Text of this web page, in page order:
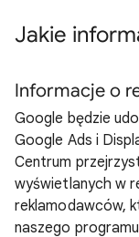
Jakie
Informacje o
Google będzie
Google Ads i
Centrum
wyświetlanych w
reklamodawców,
naszego